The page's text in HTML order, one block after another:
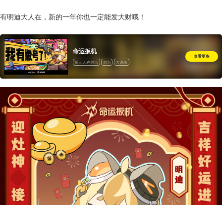
有明迪大人在，新的一年你也一定能发大财哦！
命运扳机
第三人称射击 射击 大逃杀
查看更多